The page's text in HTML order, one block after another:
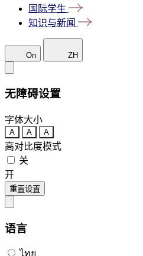
国际学生
知识与新闻
On ZH
无障碍设置
字体大小
A A A
高对比度模式
关
开
重置设置
语言
ไทย